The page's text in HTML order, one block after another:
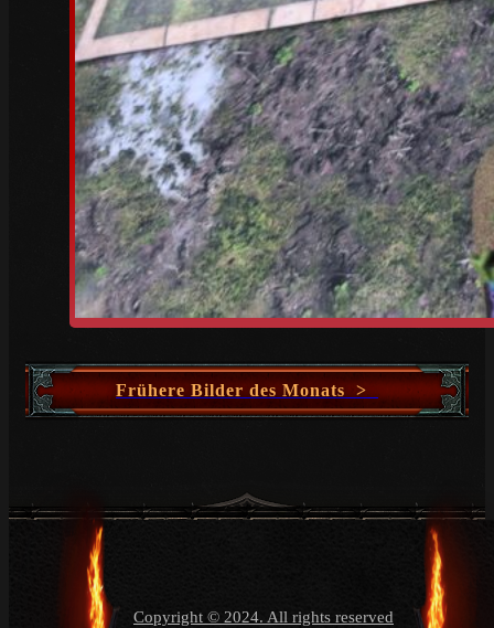
Frühere Bilder des Monats >
Copyright © 2024. All rights reserved